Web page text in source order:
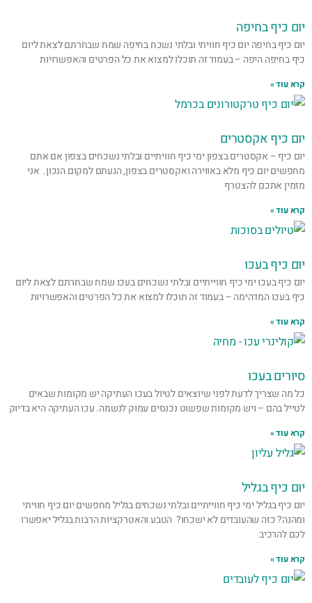
יום כיף בחיפה
יום כיף בחיפה יום כיף חוויתי ובלתי נשכח בחיפה שמח שבחרתם לצאת ליום
כיף בחיפה היפה – בעמוד זה תוכלו למצוא את כל הפרטים והאפשרויות
קרא עוד »
יום כיף אקסטרים
יום כיף – אקסטרים בצפון ימי כיף חוויתיים ובלתי נשכחים בצפון אם אתם
מחפשים יום כיף מלא באווירה ואקסטרים בצפון, הגעתם למקום הנכון. אני
מזמין אתכם להצטרף
קרא עוד »
יום כיף בעכו
יום כיף בעכו ימי כיף חווייתיים ובלתי נשכחים בעכו שמח שבחרתם לצאת ליום
כיף בעכו המדהימה – בעמוד זה תוכלו למצוא את כל הפרטים והאפשרויות
קרא עוד »
סיורים בעכו
כל מה שצריך לדעת לפני שיוצאים לטיול בעכו העתיקה יש מקומות שבאים
לטייל בהם – ויש מקומות שפשוט נכנסים עמוק לנשמה. עכו העתיקה היא בדיוק
קרא עוד »
יום כיף בגליל
יום כיף בגליל ימי כיף חווייתיים ובלתי נשכחים בגליל מחפשים יום כיף חוויתי
ומהנה? כזה שהעובדים לא ישכחו? הטבע והאטרקציות הרבות בגליל יאפשרו
לכם להרכיב
קרא עוד »